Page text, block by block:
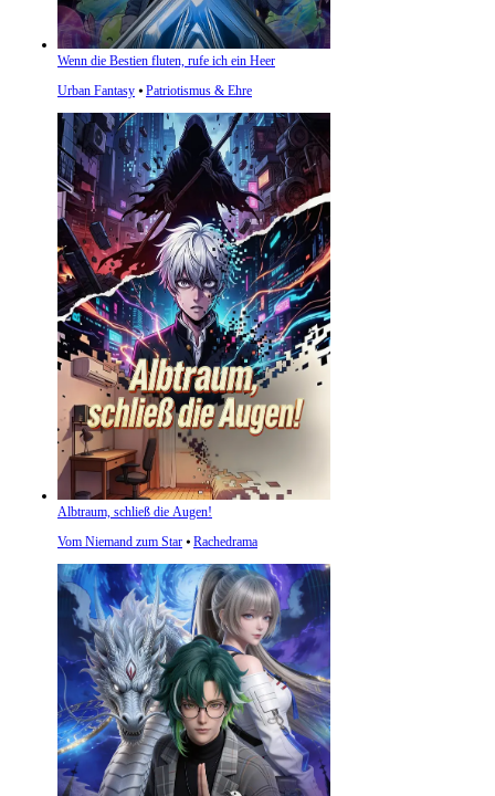
Wenn die Bestien fluten, rufe ich ein Heer
Urban Fantasy ⦁ Patriotismus & Ehre
Albtraum, schließ die Augen!
Vom Niemand zum Star ⦁ Rachedrama